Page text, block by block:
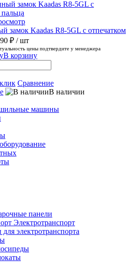
замок Kaadas R8-5GL с отпечатком
₽ / шт
цены подтвердите у менеджера
В корзину
Сравнение
В наличии
машины
панели
Электротранспорт
электротранспорта